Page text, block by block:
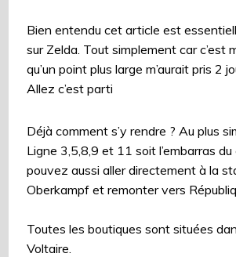
Bien entendu cet article est
sur Zelda. Tout simplement car c’est
qu’un point plus large m’aurait pris 2
Allez c’est parti
Déjà comment s’y rendre ? Au plus
Ligne 3,5,8,9 et 11 soit l’embarras du
pouvez aussi aller directement à la
Oberkampf et remonter vers
Toutes les boutiques sont situées
Voltaire.